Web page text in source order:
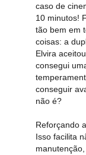
caso de
10 minutos!
tão bem em
coisas: a
Elvira
consegui
conseguir
não é?
Reforçando
Isso facilita